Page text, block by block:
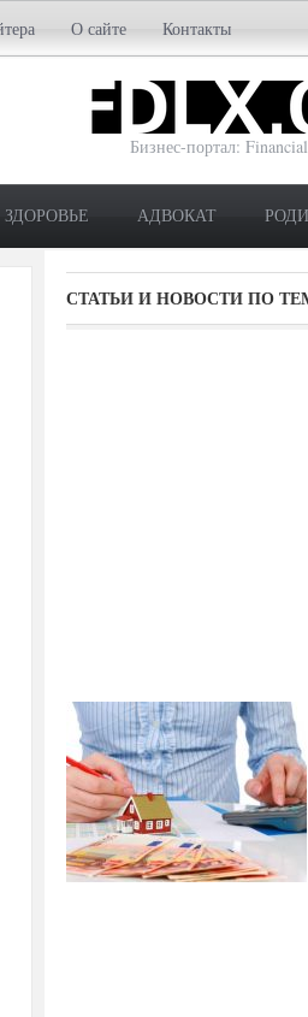
О сайте Контакты
Бизнес-портал:
ЗДОРОВЬЕ АДВОКАТ
СТАТЬИ И НОВОСТИ ПО